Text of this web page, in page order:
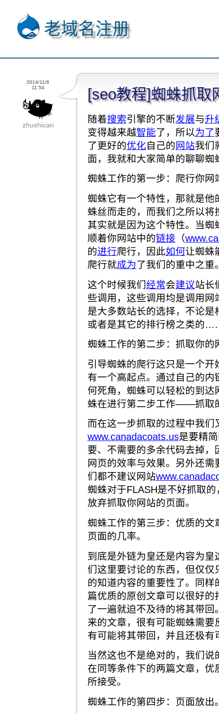
老域名注册
2014/11/6
11:54
zhushican
[seo教程]蜘蛛抓取
随着搜索引擎的不断发展与升
变得越来越智能了，所以为了
了更好的优化自己的网站我们
面，我就和大家简单的聊聊蜘
蜘蛛工作的第一步：爬行你网
蜘蛛它有一个特性，那就是
蛛丝而走的，而我们之所以
其实就是因为这个特性。当
顺着你网站中的链接 （
的进行爬行，因此如何让蜘蛛
爬行就成为了我们的重中之重
这个时候我们经常会建议站长
些调用，这些调用均是调用
是大多数站长的选择，不论
或者是其它的排行榜之类的
蜘蛛工作的第二步：抓取你的
引导蜘蛛的爬行这只是一个
有一个高起点。通过自己的
何死角，蜘蛛可以轻松的到
蛛在进行第二步工作——抓取
而在这一步抓取的过程中我们
www.canadacoats.us是要精
要、不需要的多余代码去掉
网页的效率与效果。另外还
们都不建议网站
蜘蛛对于FLASH是不好抓取
放弃抓取你网站的页面。
蜘蛛工作的第三步：优质的
页面的几率。
到底是外链为皇还是内容为
们这里要讨论的东西，但仅
的知道内容的重要性了。同
篇优质的原创文章可以很好
了一遍就迫不及待的将其带
来的文章，很有可能蜘蛛需
有可能将其带回，并且还极
当然这也不是绝对的，我们
在同等条件下的两篇文章，
所接受。
蜘蛛工作的第四步：页面放出